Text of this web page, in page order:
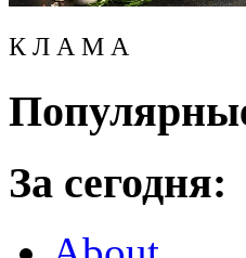
К Л А М А
За сегодня: